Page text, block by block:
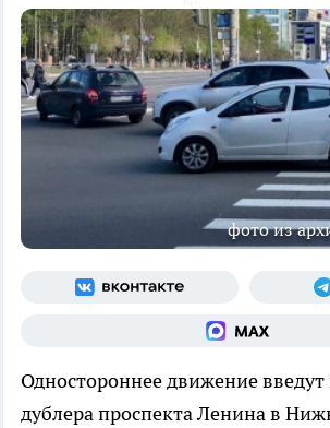
фото из
Одностороннее движение введут
дублера проспекта Ленина в